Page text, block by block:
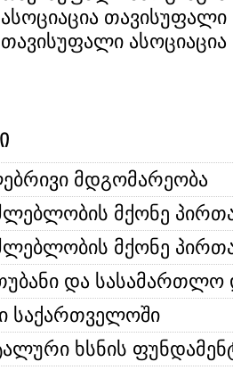
ასოციაცია თავისუფალი
თავისუფალი ასოციაცია
მდგომარეობა
მქონე
მქონე
და სასამართლო
საქართველოში
ხსნის